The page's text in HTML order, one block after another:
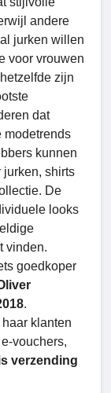
andere
jurken willen
voor vrouwen
zijn
dat
modetrends
kunnen
shirts
De
looks
vinden.
goedkoper
.
klanten
vouchers,
verzending